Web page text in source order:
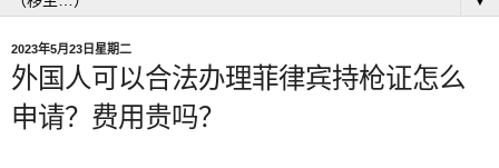
2023年5月23日星期二
外国人可以合法办理菲律宾持枪证怎么
申请？费用贵吗？